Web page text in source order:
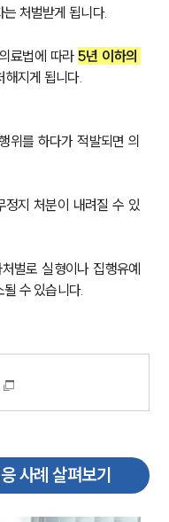
처벌받게 됩니다.
료법에 따라 5년 이하의
해지게 됩니다.
위를 하다가 적발되면 의
정지 처분이 내려질 수 있
벌로 실형이나 집행유예
수 있습니다.
사례 살펴보기